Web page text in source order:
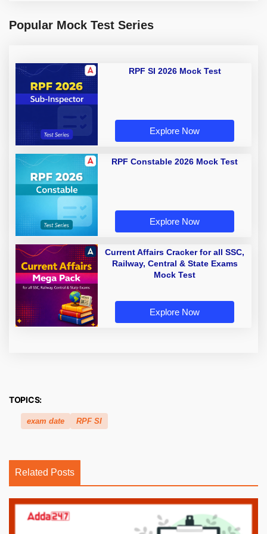
Popular Mock Test Series
RPF SI 2026 Mock Test
Explore Now
RPF Constable 2026 Mock Test
Explore Now
Current Affairs Cracker for all SSC,
Railway, Central & State Exams
Mock Test
Explore Now
TOPICS:
exam date RPF SI
Related Posts